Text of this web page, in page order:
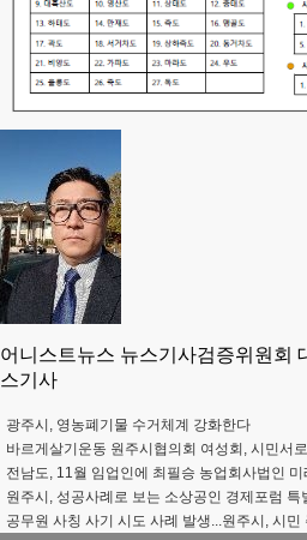
어니스트뉴스 뉴스기사검증위원회
스기사
광주시, 영농폐기물 수거체계 강화한다
바르게살기운동 원주시협의회 여성회, 시민서
전남도, 11월 임업인에 최필승 농업회사법인 미
원주시, 성공사례로 보는 소상공인 경제포럼 특
공무원 사칭 사기 시도 사례 발생...원주시, 시민